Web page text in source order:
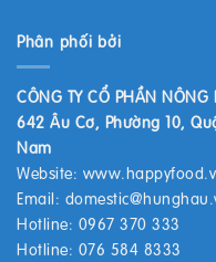
Phân phối bởi
CÔNG TY CỔ PHẦN
642 Âu Cơ, Phường 10,
Nam
Website:
Email:
Hotline: 0967 370 333
Hotline: 076 584 8333